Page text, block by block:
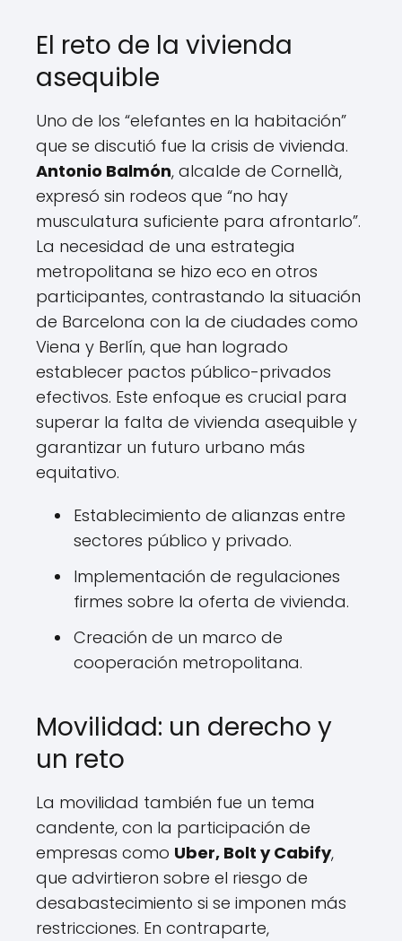
El reto de la vivienda
asequible
Uno de los “elefantes en la habitación”
que se discutió fue la crisis de vivienda.
Antonio Balmón, alcalde de Cornellà,
expresó sin rodeos que “no hay
musculatura suficiente para afrontarlo”.
La necesidad de una estrategia
metropolitana se hizo eco en otros
participantes, contrastando la situación
de Barcelona con la de ciudades como
Viena y Berlín, que han logrado
establecer pactos público-privados
efectivos. Este enfoque es crucial para
superar la falta de vivienda asequible y
garantizar un futuro urbano más
equitativo.
Establecimiento de alianzas entre
sectores público y privado.
Implementación de regulaciones
firmes sobre la oferta de vivienda.
Creación de un marco de
cooperación metropolitana.
Movilidad: un derecho y
un reto
La movilidad también fue un tema
candente, con la participación de
empresas como Uber, Bolt y Cabify,
que advirtieron sobre el riesgo de
desabastecimiento si se imponen más
restricciones. En contraparte,